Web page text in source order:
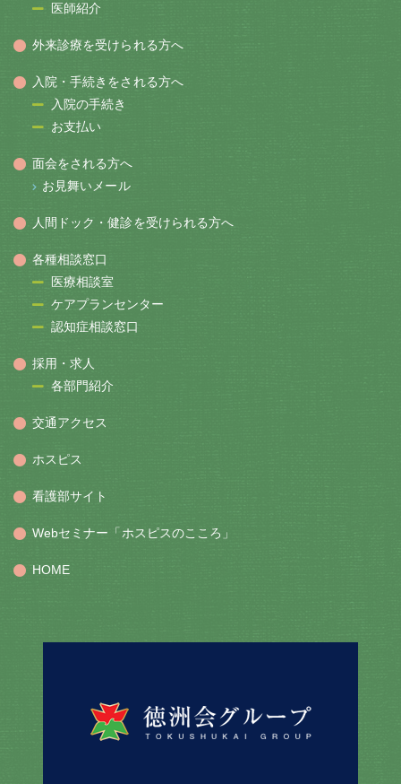
医師紹介
外来診療を受けられる方へ
入院・手続きをされる方へ
入院の手続き
お支払い
面会をされる方へ
お見舞いメール
人間ドック・健診を受けられる方へ
各種相談窓口
医療相談室
ケアプランセンター
認知症相談窓口
採用・求人
各部門紹介
交通アクセス
ホスピス
看護部サイト
Webセミナー「ホスピスのこころ」
HOME